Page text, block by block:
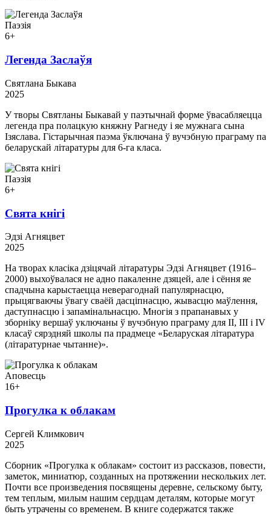
Паэзія
6+
Легенда Заслаўя
Святлана Быкава
2025
У творы Святланы Быкавай у паэтычнай форме ўвасабляецца
легенда пра полацкую княжну Рагнеду і яе мужнага сына
Ізяслава. Гістарычная паэма ўключана ў вучэбную праграму па
беларускай літаратуры для 6-га класа.
Паэзія
6+
Свята кнігі
Эдзі Агняцвет
2025
На творах класіка дзіцячай літаратуры Эдзі Агняцвет (1916–
2000) выхоўвалася не адно пакаленне дзяцей, але і сёння яе
спадчына карыстаецца неверагоднай папулярнасцю,
прыцягваючы ўвагу сваёй дасціпнасцю, жывасцю маўлення,
даступнасцю і запамінальнасцю. Многія з прапанавых у
зборніку вершаў уключаны ў вучэбную праграму для II, III і IV
класаў сярэдняй школы па прадмеце «Беларуская літаратура
(літаратурнае чытанне)».
Аповесць
16+
Прогулка к облакам
Сергей Климкович
2025
Сборник «Прогулка к облакам» состоит из рассказов, повести,
заметок, миниатюр, созданных на протяжении нескольких лет.
Почти все произведения посвящены деревне, сельскому быту,
тем теплым, милым нашим сердцам деталям, которые могут
быть утрачены со временем. В книге содержатся также